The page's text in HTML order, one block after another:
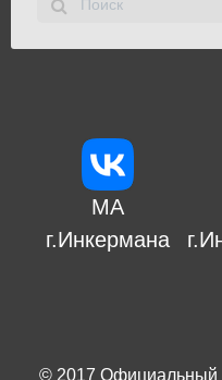
МА
г.Инкермана
© 2017 Официальный